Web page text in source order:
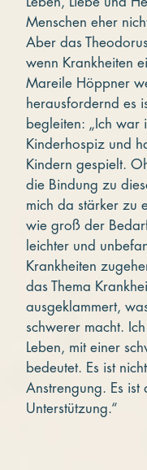
Menschen eher
Aber das
wenn Krankheiten
Mareile Höppner
herausfordernd es
begleiten: „Ich war
Kinderhospiz und
Kindern gespielt.
die Bindung zu
mich da stärker zu
wie groß der
leichter und
Krankheiten
das Thema
ausgeklammert,
schwerer macht.
Leben, mit einer
bedeutet. Es ist
Anstrengung. Es
Unterstützung.“